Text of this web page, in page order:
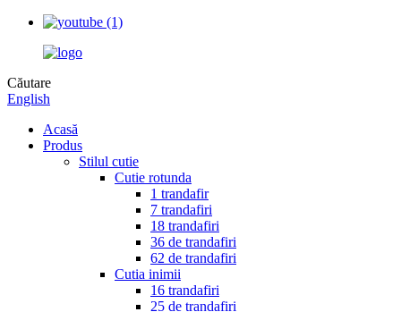
Căutare
English
Acasă
Produs
Stilul cutie
Cutie rotunda
1 trandafir
7 trandafiri
18 trandafiri
36 de trandafiri
62 de trandafiri
Cutia inimii
16 trandafiri
25 de trandafiri